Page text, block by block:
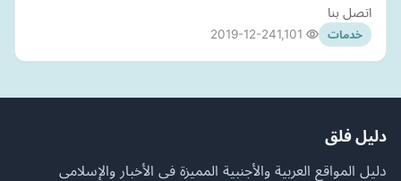
اتصل بنا
خدمات 2019-12-24
دليل فلق
دليل المواقع العربية والأجنبية المميزة في الأخبار والإسلامي